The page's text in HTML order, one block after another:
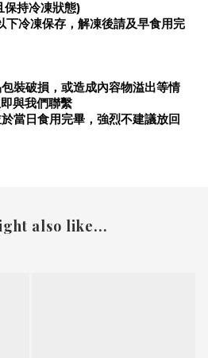
保持冷凍狀態)
下冷凍保存，解凍後請及早食用完
裝破損，或造成內容物溢出等情
與我們聯繫
當日食用完畢，強烈不建議放回
also like...